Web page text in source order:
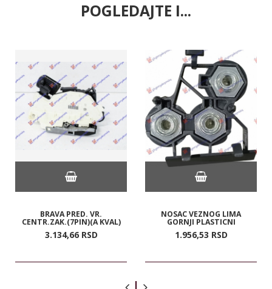
POGLEDAJTE I...
BRAVA PRED. VR.
CENTR.ZAK.(7PIN)(A KVAL)
3.134,66 RSD
NOSAC VEZNOG LIMA
GORNJI PLASTICNI
1.956,53 RSD